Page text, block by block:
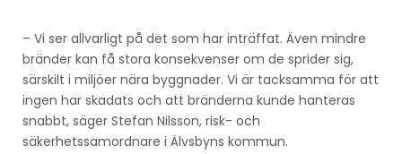
– Vi ser allvarligt på det som har inträffat. Även mindre
bränder kan få stora konsekvenser om de sprider sig,
särskilt i miljöer nära byggnader. Vi är tacksamma för att
ingen har skadats och att bränderna kunde hanteras
snabbt, säger Stefan Nilsson, risk- och
säkerhetssamordnare i Älvsbyns kommun.